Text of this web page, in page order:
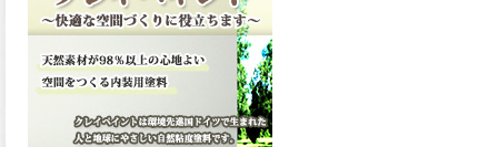
滑らかな塗膜は従来の屋根用
塗料と比べ、滑らかな塗膜表
面を形成し、光沢が高く、抜
群の仕上がり性を提供、一液
プレミアムルーフシリコンが
新しく販売開始致しました。
ご購入はこちらから。